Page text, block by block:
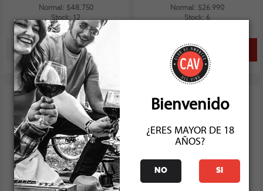
Normal: $48.750
Stock: 12
Normal: $26.990
Stock: 6
91
Bienvenido
¿ERES MAYOR DE 18
AÑOS?
NO SI